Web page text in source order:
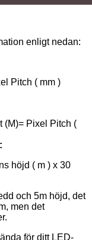
enligt nedan:
Pitch ( mm )
(M)= Pixel Pitch (
höjd ( m ) x 30
och 5m höjd, det
men det
för ditt LED-